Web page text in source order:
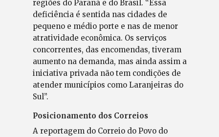
regiões do Paraná e do Brasil. “Essa
deficiência é sentida nas cidades de
pequeno e médio porte e nas de menor
atratividade econômica. Os serviços
concorrentes, das encomendas, tiveram
aumento na demanda, mas ainda assim a
iniciativa privada não tem condições de
atender municípios como Laranjeiras do
Sul”.
Posicionamento dos Correios
A reportagem do Correio do Povo do